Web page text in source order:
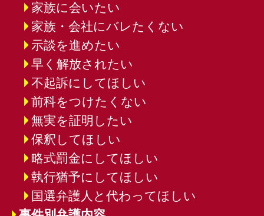
家族に会いたい
家族・会社にバレたくない
示談を進めたい
早く解放されたい
不起訴にしてほしい
前科をつけたくない
無実を証明したい
保釈してほしい
略式罰金にしてほしい
執行猶予にしてほしい
国選弁護人と代わってほしい